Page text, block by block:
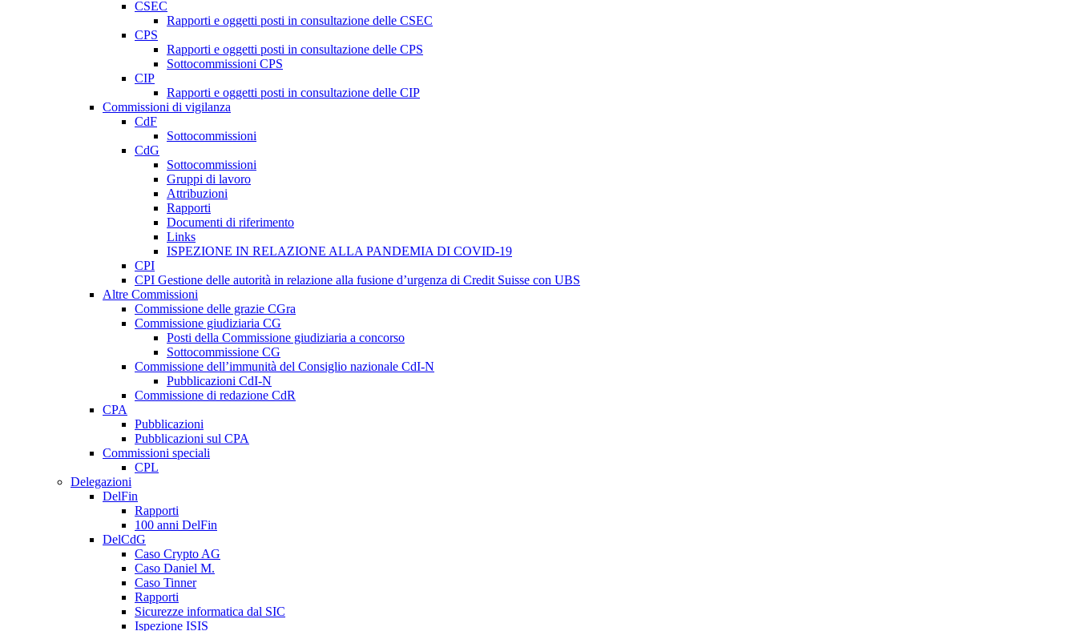
CSEC
Rapporti e oggetti posti in consultazione delle CSEC
CPS
Rapporti e oggetti posti in consultazione delle CPS
Sottocommissioni CPS
CIP
Rapporti e oggetti posti in consultazione delle CIP
Commissioni di vigilanza
CdF
Sottocommissioni
CdG
Sottocommissioni
Gruppi di lavoro
Attribuzioni
Rapporti
Documenti di riferimento
Links
ISPEZIONE IN RELAZIONE ALLA PANDEMIA DI COVID-19
CPI
CPI Gestione delle autorità in relazione alla fusione d’urgenza di Credit Suisse con UBS
Altre Commissioni
Commissione delle grazie CGra
Commissione giudiziaria CG
Posti della Commissione giudiziaria a concorso
Sottocommissione CG
Commissione dell’immunità del Consiglio nazionale CdI-N
Pubblicazioni CdI-N
Commissione di redazione CdR
CPA
Pubblicazioni
Pubblicazioni sul CPA
Commissioni speciali
CPL
Delegazioni
DelFin
Rapporti
100 anni DelFin
DelCdG
Caso Crypto AG
Caso Daniel M.
Caso Tinner
Rapporti
Sicurezze informatica dal SIC
Ispezione ISIS